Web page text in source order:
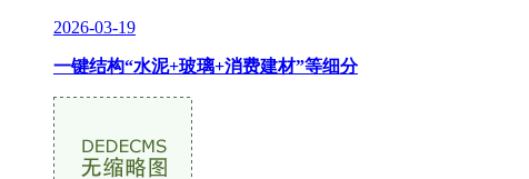
2026-03-19
一键结构“水泥+玻璃+消费建材”等细分